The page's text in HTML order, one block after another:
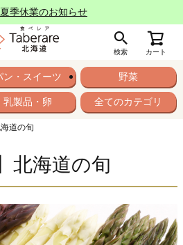
季休業のお知らせ
検索 カート
ン・スイーツ 野菜
乳製品・卵 全てのカテゴリ
海道の旬
北海道の旬